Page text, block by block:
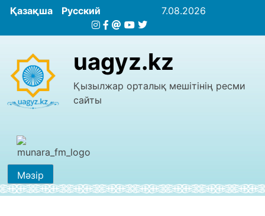
Қазақша Русский 7.08.2026
uagyz.kz
Қызылжар орталық мешітінің ресми
сайты
Мәзір